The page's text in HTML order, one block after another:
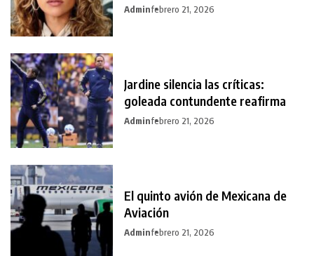
Adminfebrero 21, 2026
Jardine silencia las críticas:
goleada contundente reafirma
Adminfebrero 21, 2026
El quinto avión de Mexicana de
Aviación
Adminfebrero 21, 2026